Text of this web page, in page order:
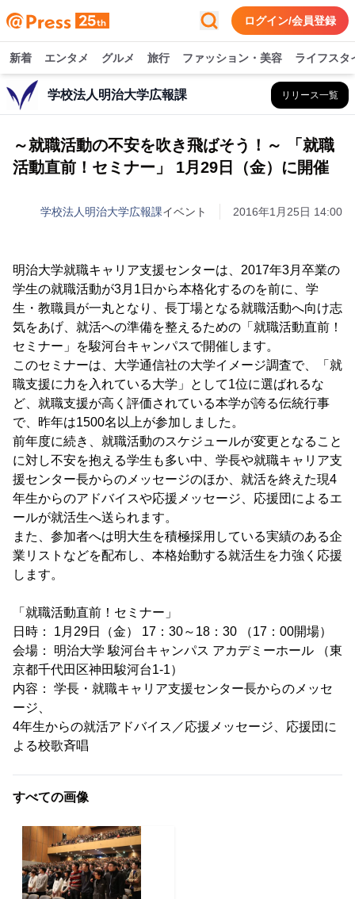
ログイン/会員登録
新着 エンタメ グルメ 旅行 ファッション・美容 ライフスタ
学校法人明治大学広報課 リリース一覧
～就職活動の不安を吹き飛ばそう！～ 「就職
活動直前！セミナー」 1月29日（金）に開催
学校法人明治大学広報課イベント 2016年1月25日 14:00
明治大学就職キャリア支援センターは、2017年3月卒業の
学生の就職活動が3月1日から本格化するのを前に、学
生・教職員が一丸となり、長丁場となる就職活動へ向け志
気をあげ、就活への準備を整えるための「就職活動直前！
セミナー」を駿河台キャンパスで開催します。
このセミナーは、大学通信社の大学イメージ調査で、「就
職支援に力を入れている大学」として1位に選ばれるな
ど、就職支援が高く評価されている本学が誇る伝統行事
で、昨年は1500名以上が参加しました。
前年度に続き、就職活動のスケジュールが変更となること
に対し不安を抱える学生も多い中、学長や就職キャリア支
援センター長からのメッセージのほか、就活を終えた現4
年生からのアドバイスや応援メッセージ、応援団によるエ
ールが就活生へ送られます。
また、参加者へは明大生を積極採用している実績のある企
業リストなどを配布し、本格始動する就活生を力強く応援
します。
「就職活動直前！セミナー」
日時： 1月29日（金） 17：30～18：30 （17：00開場）
会場： 明治大学 駿河台キャンパス アカデミーホール （東
京都千代田区神田駿河台1-1）
内容： 学長・就職キャリア支援センター長からのメッセ
ージ、
4年生からの就活アドバイス／応援メッセージ、応援団に
よる校歌斉唱
すべての画像